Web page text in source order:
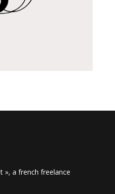
», a french freelance